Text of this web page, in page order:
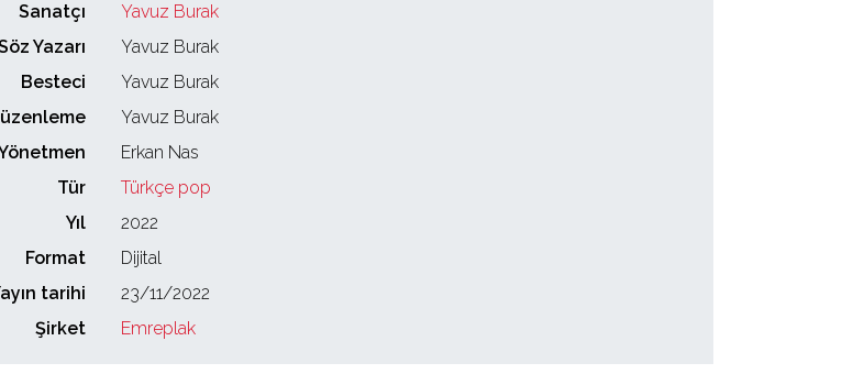
Sanatçı
Yavuz Burak
Yazarı
Yavuz Burak
Besteci
Yavuz Burak
Yavuz Burak
Erkan Nas
Tür
Türkçe pop
Yıl
2022
Format
Dijital
tarihi
23/11/2022
Şirket
Emreplak